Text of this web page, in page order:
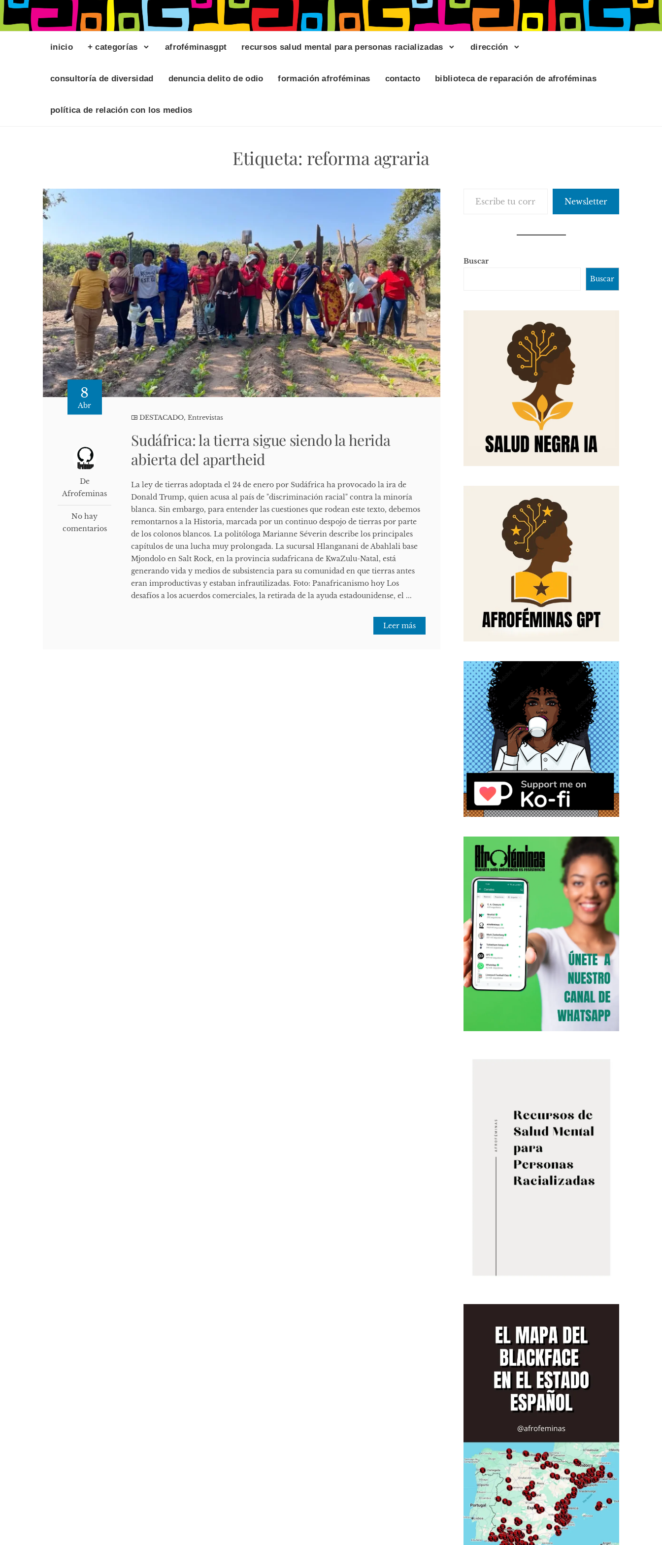
inicio + categorías afroféminasgpt recursos salud mental para personas racializadas dirección
consultoría de diversidad denuncia delito de odio formación afroféminas contacto biblioteca de reparación de afroféminas
política de relación con los medios
Etiqueta: reforma agraria
8
Abr
De
Afrofeminas
No hay
comentarios
DESTACADO,Entrevistas
Sudáfrica: la tierra sigue siendo la herida
abierta del apartheid
La ley de tierras adoptada el 24 de enero por Sudáfrica ha provocado la ira de
Donald Trump, quien acusa al país de "discriminación racial" contra la minoría
blanca. Sin embargo, para entender las cuestiones que rodean este texto, debemos
remontarnos a la Historia, marcada por un continuo despojo de tierras por parte
de los colonos blancos. La politóloga Marianne Séverin describe los principales
capítulos de una lucha muy prolongada. La sucursal Hlanganani de Abahlali base
Mjondolo en Salt Rock, en la provincia sudafricana de KwaZulu-Natal, está
generando vida y medios de subsistencia para su comunidad en que tierras antes
eran improductivas y estaban infrautilizadas. Foto: Panafricanismo hoy Los
desafíos a los acuerdos comerciales, la retirada de la ayuda estadounidense, el ...
Leer más
Newsletter
Buscar
Buscar